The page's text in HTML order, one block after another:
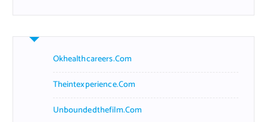
Okhealthcareers.com
Theintexperience.com
Unboundedthefilm.com